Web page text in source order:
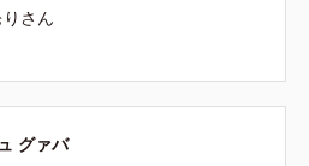
さん
グァバ